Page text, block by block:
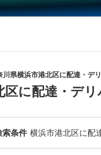
川県横浜市港北区に配達・デ
区に配達・デ
索条件 横浜市港北区に配